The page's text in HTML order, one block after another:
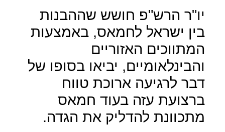
יו"ר הרש"פ חושש שההבנות
בין ישראל לחמאס, באמצעות
המתווכים האזוריים
והבינלאומיים, יביאו בסופו של
דבר לרגיעה ארוכת טווח
ברצועת עזה בעוד חמאס
מתכוונת להדליק את הגדה.